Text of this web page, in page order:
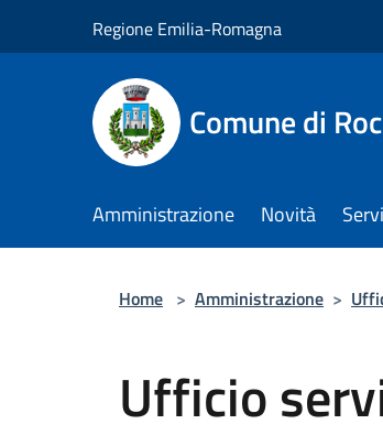
Regione Emilia-Romagna
Comune di
Amministrazione Novità
Home > Amministrazione >
Ufficio